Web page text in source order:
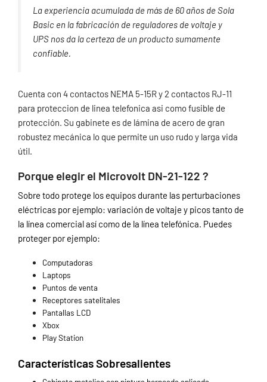
La experiencia acumulada de más de 60 años de Sola
Basic en la fabricación de reguladores de voltaje y
UPS nos da la certeza de un producto sumamente
confiable.
Cuenta con 4 contactos NEMA 5-15R y 2 contactos RJ-11
para proteccion de linea telefonica asi como fusible de
protección. Su gabinete es de lámina de acero de gran
robustez mecánica lo que permite un uso rudo y larga vida
útil.
Porque elegir el Microvolt DN-21-122 ?
Sobre todo protege los equipos durante las perturbaciones
eléctricas por ejemplo: variación de voltaje y picos tanto de
la línea comercial así como de la línea telefónica. Puedes
proteger por ejemplo:
Computadoras
Laptops
Puntos de venta
Receptores satelitales
Pantallas LCD
Xbox
Play Station
Características Sobresalientes